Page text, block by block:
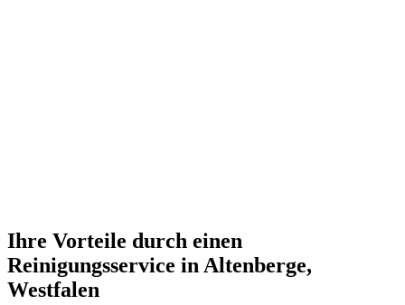
Ihre Vorteile durch einen
Reinigungsservice in Altenberge,
Westfalen